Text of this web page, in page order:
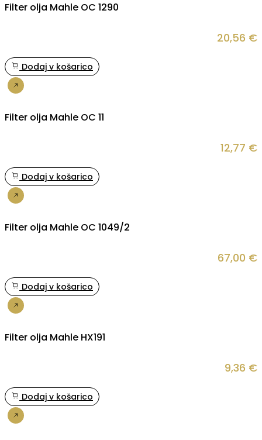
Filter olja Mahle OC 1290
20,56 €
Dodaj v košarico
Filter olja Mahle OC 11
12,77 €
Dodaj v košarico
Filter olja Mahle OC 1049/2
67,00 €
Dodaj v košarico
Filter olja Mahle HX191
9,36 €
Dodaj v košarico